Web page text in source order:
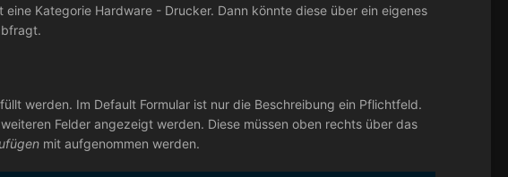
Kategorie Hardware - Drucker. Dann könnte diese über ein eigenes
werden. Im Default Formular ist nur die Beschreibung ein Pflichtfeld.
Felder angezeigt werden. Diese müssen oben rechts über das
mit aufgenommen werden.